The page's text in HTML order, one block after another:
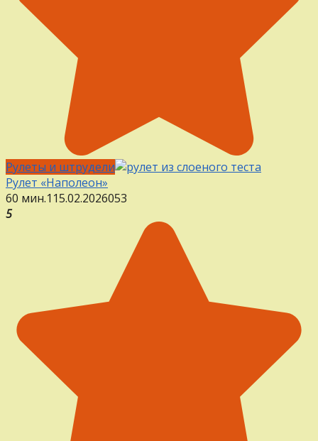
Рулеты и штрудели
Рулет «Наполеон»
60 мин.1 15.02.2026053
5